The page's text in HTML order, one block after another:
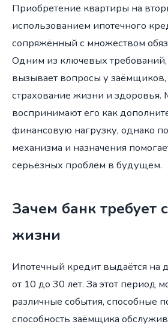
Приобретение квартиры на
использованием ипотечного
сопряжённый с множеством
Одним из ключевых требований,
вызывает вопросы у заёмщиков,
страхование жизни и здоровья.
воспринимают его как
финансовую нагрузку, однако
механизма и назначения
серьёзных проблем в будущем.
Зачем банк требует
жизни
Ипотечный кредит выдаётся на
от 10 до 30 лет. За этот период
различные события, способные
способность заёмщика